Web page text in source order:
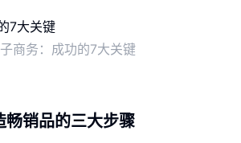
商务：成功的7大关键
畅销品的三大步骤